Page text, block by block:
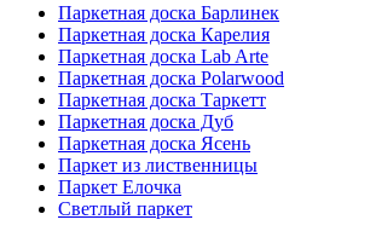
Паркетная доска Барлинек
Паркетная доска Карелия
Паркетная доска Lab Arte
Паркетная доска Polarwood
Паркетная доска Таркетт
Паркетная доска Дуб
Паркетная доска Ясень
Паркет из лиственницы
Паркет Елочка
Светлый паркет